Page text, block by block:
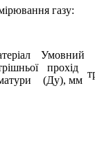
газу:
Умовний
прохід
(Ду), мм